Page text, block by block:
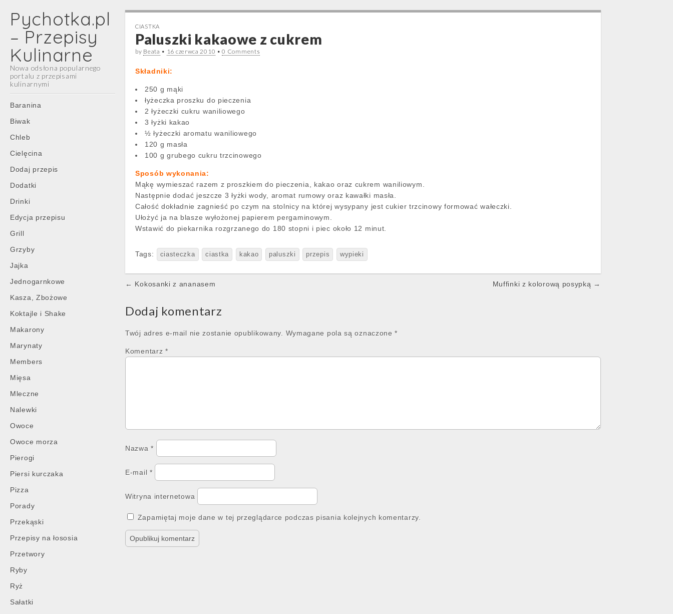
Pychotka.pl
– Przepisy
Kulinarne
Nowa odsłona popularnego
portalu z przepisami
kulinarnymi
Main
menu
Skip
content
Baranina
Biwak
Chleb
Cielęcina
Dodaj przepis
Dodatki
Drinki
Edycja przepisu
Grill
Grzyby
Jajka
Jednogarnkowe
Kasza, Zbożowe
Koktajle i Shake
Makarony
Marynaty
Members
Mięsa
Mleczne
Nalewki
Owoce
Owoce morza
Pierogi
Piersi kurczaka
Pizza
Porady
Przekąski
Przepisy na łososia
Przetwory
Ryby
Ryż
Sałatki
CIASTKA
Paluszki kakaowe z cukrem
by Beata • 16 czerwca 2010 •0 Comments
Składniki:
250 g mąki
łyżeczka proszku do pieczenia
2 łyżeczki cukru waniliowego
3 łyżki kakao
½ łyżeczki aromatu waniliowego
120 g masła
100 g grubego cukru trzcinowego
Sposób wykonania:
Mąkę wymieszać razem z proszkiem do pieczenia, kakao oraz cukrem waniliowym.
Następnie dodać jeszcze 3 łyżki wody, aromat rumowy oraz kawałki masła.
Całość dokładnie zagnieść po czym na stolnicy na której wysypany jest cukier trzcinowy formować wałeczki.
Ułożyć ja na blasze wyłożonej papierem pergaminowym.
Wstawić do piekarnika rozgrzanego do 180 stopni i piec około 12 minut.
Tags: ciasteczka ciastka kakao paluszki przepis wypieki
Post
← Kokosanki z ananasem Muffinki z kolorową posypką →
Dodaj komentarz
Twój adres e-mail nie zostanie opublikowany. Wymagane pola są oznaczone*
Komentarz *
Nazwa*
E-mail *
Witryna internetowa
Zapamiętaj moje dane w tej przeglądarce podczas pisania kolejnych komentarzy.